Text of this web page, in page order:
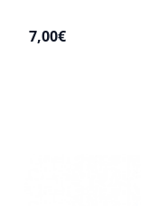
7,00€